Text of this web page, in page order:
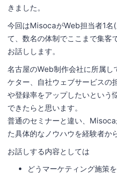
きました。
今回はMisocaがWeb担当者1名
て、数名の体制でここまで集客
お話しします。
名古屋のWeb制作会社に所属
ケター、自社ウェブサービスの
や登録率をアップしたいという
できたらと思います。
普通のセミナーと違い、
た具体的なノウハウを経験者か
お話しする内容としては
どうマーケティング施策